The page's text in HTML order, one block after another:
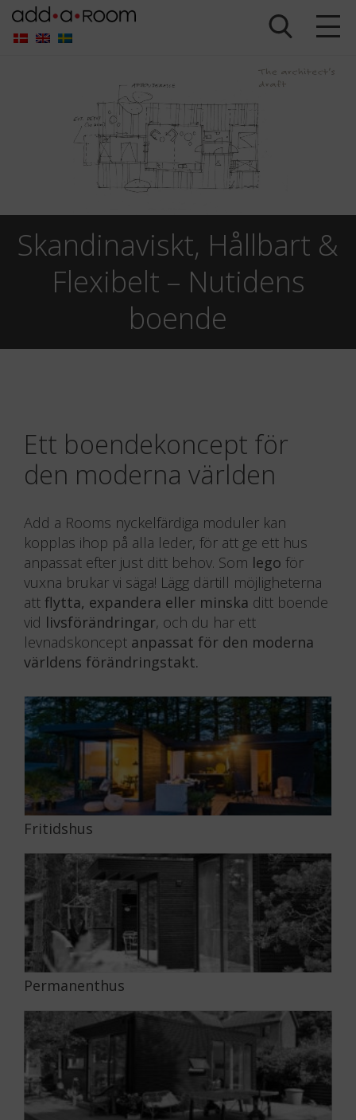
Skandinaviskt, Hållbart &
Flexibelt – Nutidens
boende
Ett boendekoncept för
den moderna världen
Add a Rooms nyckelfärdiga moduler kan
kopplas ihop på alla leder, för att ge ett hus
anpassat efter just ditt behov. Som lego för
vuxna brukar vi säga! Lägg därtill möjligheterna
att flytta, expandera eller minska ditt boende
vid livsförändringar, och du har ett
levnadskoncept anpassat för den moderna
världens förändringstakt.
Fritidshus
Permanenthus